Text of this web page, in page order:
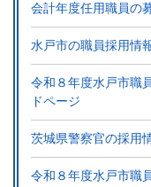
会計年度任用職員の
水戸市の職員採用情
令和８年度水戸市職
ドページ
茨城県警察官の採用
令和８年度水戸市職